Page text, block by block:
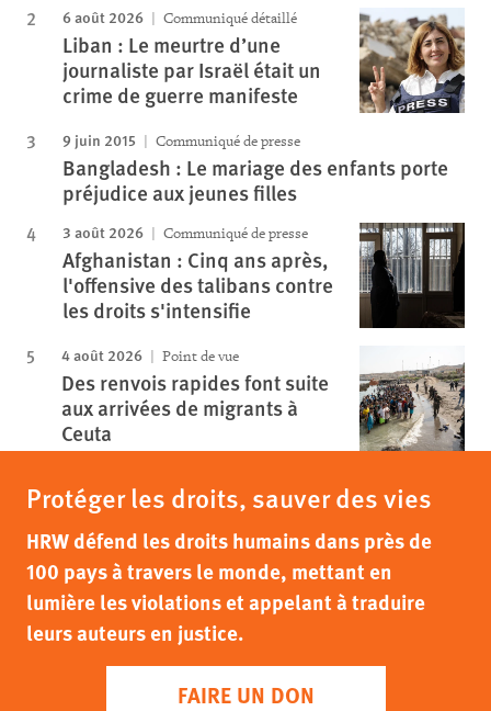
6 août 2026 Communiqué détaillé
Liban : Le meurtre d’une
journaliste par Israël était un
crime de guerre manifeste
9 juin 2015 Communiqué de presse
Bangladesh : Le mariage des enfants porte
préjudice aux jeunes filles
3 août 2026 Communiqué de presse
Afghanistan : Cinq ans après,
l'offensive des talibans contre
les droits s'intensifie
4 août 2026 Point de vue
Des renvois rapides font suite
aux arrivées de migrants à
Ceuta
Protéger les droits, sauver des vies
HRW défend les droits humains dans près de
100 pays à travers le monde, mettant en
lumière les violations et appelant à traduire
leurs auteurs en justice.
FAIRE UN DON